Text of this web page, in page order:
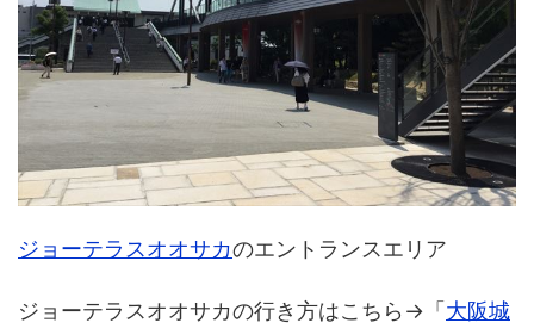
ジョーテラスオオサカのエントランスエリア
ジョーテラスオオサカの行き方はこちら→「大阪城